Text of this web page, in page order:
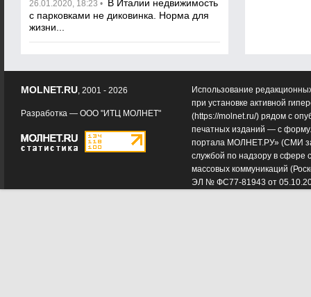
26.01.2020, 18:23 • В Италии недвижимость
с парковками не диковинка. Норма для
жизни...
Использование
при установке активной
(https://molnet.ru/) рядом с
печатных изданий — с
портала МОЛНЕТ.РУ» (СМИ
службой по надзору в сфере
массовых коммуникаций
ЭЛ № ФС77-81943 от
MOLNET.RU, 2001 - 2026
Разработка — ООО "ИТЦ МОЛНЕТ"